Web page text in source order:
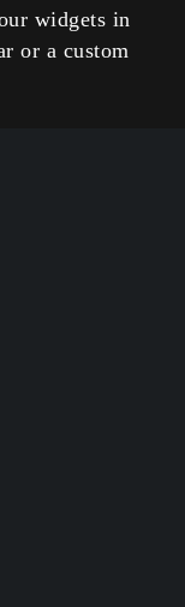
widgets in
or a custom